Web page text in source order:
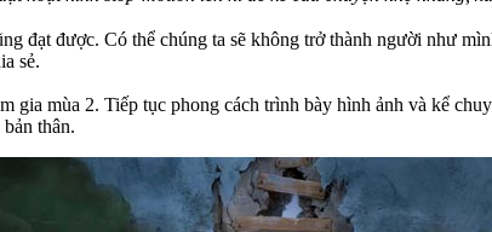
đạt được. Có thể chúng ta sẽ không trở thành người như
sẻ.
gia mùa 2. Tiếp tục phong cách trình bày hình ảnh và kể
thân.